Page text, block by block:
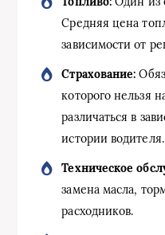
Средняя цена
зависимости от
Страхование:
которого нельзя
различаться в
истории водителя.
Техническое
замена масла,
расходников.